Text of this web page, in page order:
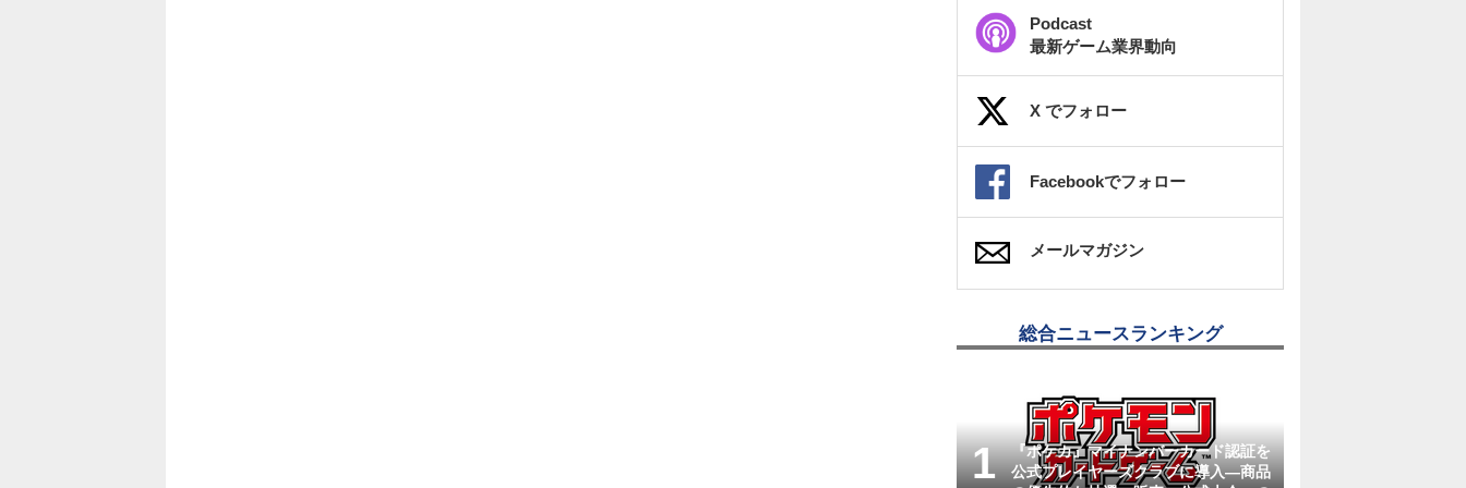
Podcast
最新ゲーム業界動向
X でフォロー
Facebookでフォロー
メールマガジン
総合ニュースランキング
『ポケカ』マイナンバーカード認証を
公式プレイヤーズクラブに導入―商品